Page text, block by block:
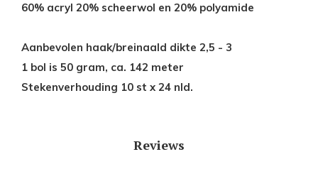
60% acryl 20% scheerwol en 20% polyamide
Aanbevolen haak/breinaald dikte 2,5 - 3
1 bol is 50 gram, ca. 142 meter
Stekenverhouding 10 st x 24 nld.
Reviews